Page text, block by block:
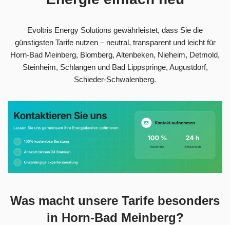
Evoltris Energy Solutions gewährleistet, dass Sie die
günstigsten Tarife nutzen – neutral, transparent und leicht für
Horn-Bad Meinberg, Blomberg, Altenbeken, Nieheim, Detmold,
Steinheim, Schlangen und Bad Lippspringe, Augustdorf,
Schieder-Schwalenberg.
Was macht unsere Tarife besonders
in Horn-Bad Meinberg?